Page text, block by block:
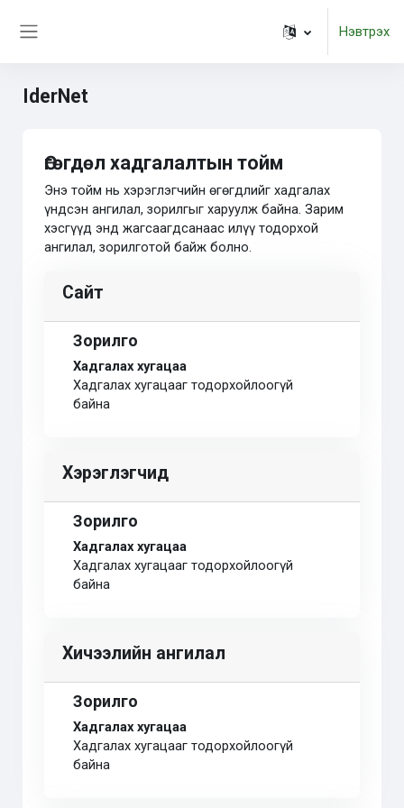
Нэвтрэх
IderNet
Өгөгдөл хадгалалтын тойм
Энэ тойм нь хэрэглэгчийн өгөгдлийг хадгалах
үндсэн ангилал, зорилгыг харуулж байна. Зарим
хэсгүүд энд жагсаагдсанаас илүү тодорхой
ангилал, зорилготой байж болно.
Сайт
Зорилго
Хадгалах хугацаа
Хадгалах хугацааг тодорхойлоогүй
байна
Хэрэглэгчид
Зорилго
Хадгалах хугацаа
Хадгалах хугацааг тодорхойлоогүй
байна
Хичээлийн ангилал
Зорилго
Хадгалах хугацаа
Хадгалах хугацааг тодорхойлоогүй
байна